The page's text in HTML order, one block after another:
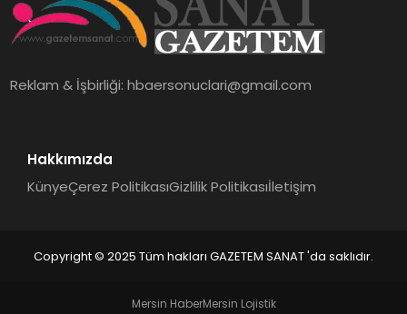
Reklam & İşbirliği:hbaersonuclari@gmail.com
Hakkımızda
KünyeÇerez PolitikasıGizlilik Politikasıİletişim
Copyright © 2025 Tüm hakları GAZETEM SANAT 'da saklıdır.
Mersin HaberMersin Lojistik